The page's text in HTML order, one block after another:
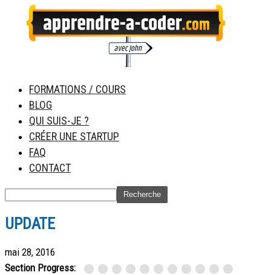
FORMATIONS / COURS
BLOG
QUI SUIS-JE ?
CRÉER UNE STARTUP
FAQ
CONTACT
UPDATE
mai 28, 2016
Section Progress: